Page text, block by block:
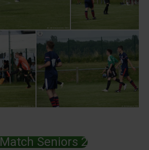
Match Seniors 2